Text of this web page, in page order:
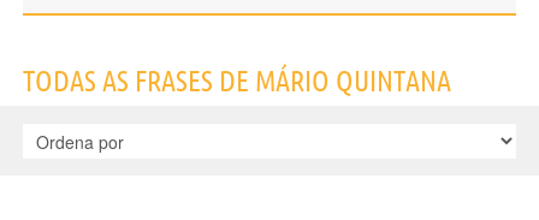
TODAS AS FRASES DE MÁRIO QUINTANA